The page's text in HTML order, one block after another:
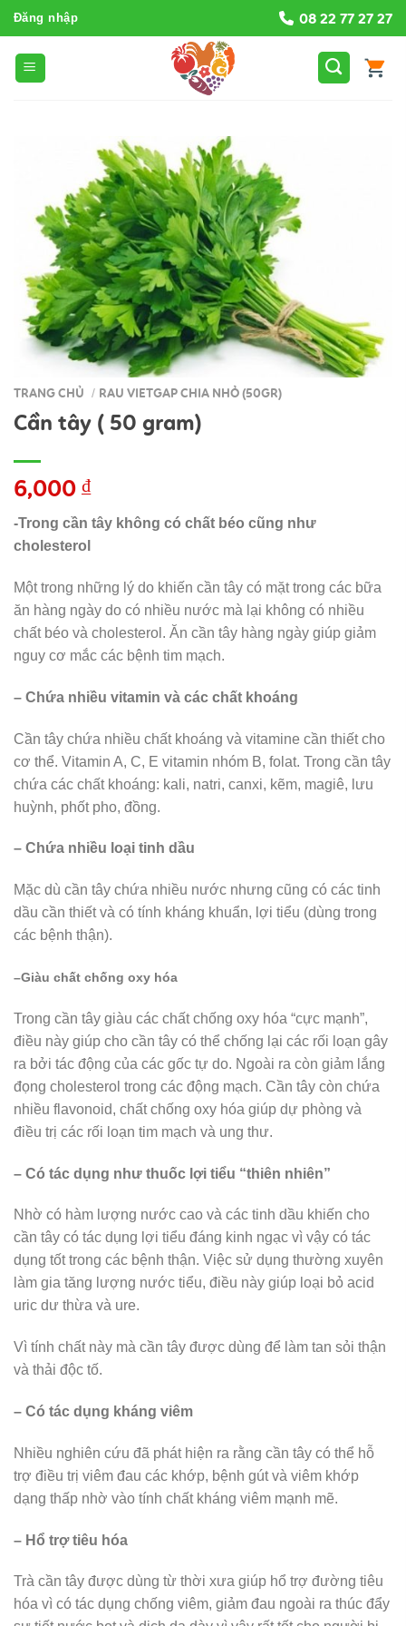
Bỏ
qua
nội
dung
Đăng nhập 08 22 77 27 27
TRANG CHỦ / RAU VIETGAP CHIA NHỎ (50GR)
Cần tây ( 50 gram)
6,000 ₫
-Trong cần tây không có chất béo cũng như
cholesterol
Một trong những lý do khiến cần tây có mặt trong các bữa
ăn hàng ngày do có nhiều nước mà lại không có nhiều
chất béo và cholesterol. Ăn cần tây hàng ngày giúp giảm
nguy cơ mắc các bệnh tim mạch.
– Chứa nhiều vitamin và các chất khoáng
Cần tây chứa nhiều chất khoáng và vitamine cần thiết cho
cơ thể. Vitamin A, C, E vitamin nhóm B, folat. Trong cần tây
chứa các chất khoáng: kali, natri, canxi, kẽm, magiê, lưu
huỳnh, phốt pho, đồng.
– Chứa nhiều loại tinh dầu
Mặc dù cần tây chứa nhiều nước nhưng cũng có các tinh
dầu cần thiết và có tính kháng khuẩn, lợi tiểu (dùng trong
các bệnh thận).
–Giàu chất chống oxy hóa
Trong cần tây giàu các chất chống oxy hóa “cực mạnh”,
điều này giúp cho cần tây có thể chống lại các rối loạn gây
ra bởi tác động của các gốc tự do. Ngoài ra còn giảm lắng
đọng cholesterol trong các động mạch. Cần tây còn chứa
nhiều flavonoid, chất chống oxy hóa giúp dự phòng và
điều trị các rối loạn tim mạch và ung thư.
– Có tác dụng như thuốc lợi tiểu “thiên nhiên”
Nhờ có hàm lượng nước cao và các tinh dầu khiến cho
cần tây có tác dụng lợi tiểu đáng kinh ngạc vì vậy có tác
dụng tốt trong các bệnh thận. Việc sử dụng thường xuyên
làm gia tăng lượng nước tiểu, điều này giúp loại bỏ acid
uric dư thừa và ure.
Vì tính chất này mà cần tây được dùng để làm tan sỏi thận
và thải độc tố.
– Có tác dụng kháng viêm
Nhiều nghiên cứu đã phát hiện ra rằng cần tây có thể hỗ
trợ điều trị viêm đau các khớp, bệnh gút và viêm khớp
dạng thấp nhờ vào tính chất kháng viêm mạnh mẽ.
– Hổ trợ tiêu hóa
Trà cần tây được dùng từ thời xưa giúp hổ trợ đường tiêu
hóa vì có tác dụng chống viêm, giảm đau ngoài ra thúc đẩy